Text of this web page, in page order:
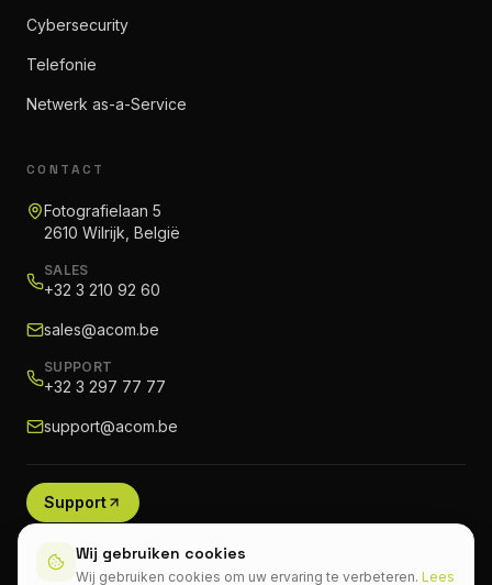
Wij gebruiken cookies
Wij gebruiken cookies om uw ervaring te verbeteren. Lees
Cybersecurity
Telefonie
Netwerk as-a-Service
CONTACT
Fotografielaan 5
2610 Wilrijk, België
SALES
+32 3 210 92 60
sales@acom.be
SUPPORT
+32 3 297 77 77
support@acom.be
Support